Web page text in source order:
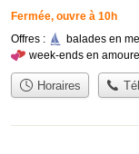
Fermée, ouvre à 10h
Offres : balades en
week-ends en
Horaires